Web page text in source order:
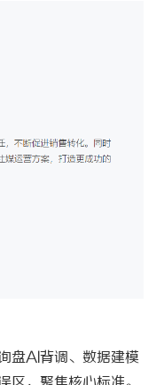
盘AI背调、数据建模